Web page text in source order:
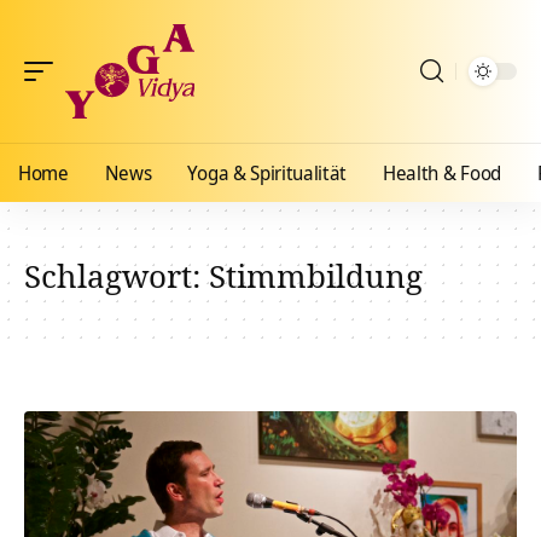
Home News Yoga & Spiritualität Health & Food
Schlagwort:Stimmbildung